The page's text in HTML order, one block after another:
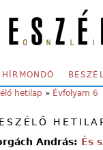
MENU
HÍRMONDÓ
ARE HERE:
hetilap » Évfolyam 6
András: És